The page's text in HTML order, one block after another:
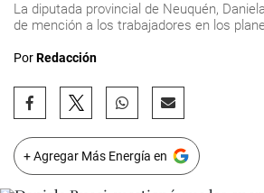
La diputada provincial de Neuquén,
de mención a los trabajadores en los
PorRedacción
+ Agregar Más Energía en